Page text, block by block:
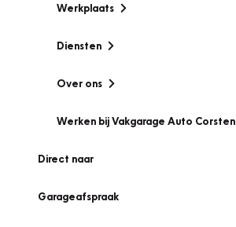
Werkplaats
Diensten
Over ons
Werken bij Vakgarage Auto Corsten
Direct naar
Garageafspraak